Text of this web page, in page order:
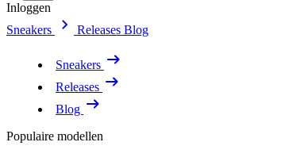
Inloggen
Sneakers
Releases Blog
Sneakers
Releases
Blog
Populaire modellen